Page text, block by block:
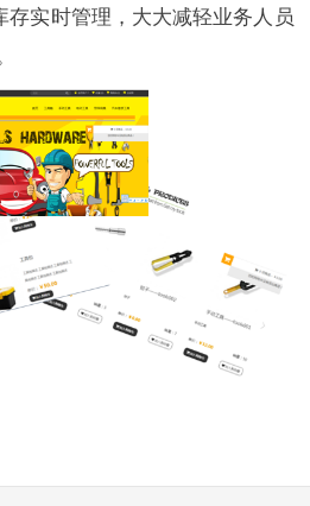
存实时管理，大大减轻业务人员